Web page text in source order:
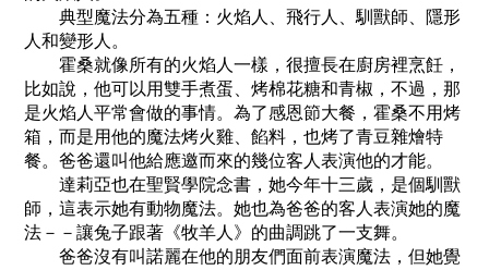
典型魔法分為五種：火焰人、飛行人、馴獸師、隱形
人和變形人。
霍桑就像所有的火焰人一樣，很擅長在廚房裡烹飪，
比如說，他可以用雙手煮蛋、烤棉花糖和青椒，不過，那
是火焰人平常會做的事情。為了感恩節大餐，霍桑不用烤
箱，而是用他的魔法烤火雞、餡料，也烤了青豆雜燴特
餐。爸爸還叫他給應邀而來的幾位客人表演他的才能。
達莉亞也在聖賢學院念書，她今年十三歲，是個馴獸
師，這表示她有動物魔法。她也為爸爸的客人表演她的魔
法－－讓兔子跟著《牧羊人》的曲調跳了一支舞。
爸爸沒有叫諾麗在他的朋友們面前表演魔法，但她覺